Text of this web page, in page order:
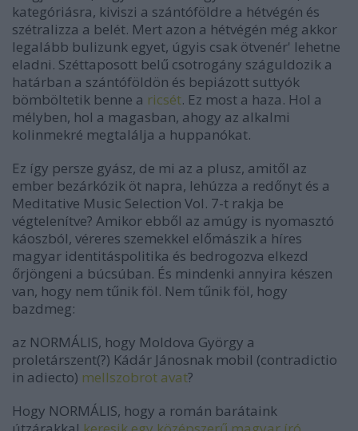
kategóriásra, kiviszi a szántóföldre a hétvégén és
szétralizza a belét. Mert azon a hétvégén még akkor
legalább bulizunk egyet, úgyis csak ötvenér' lehetne
eladni. Széttaposott belű csotrogány száguldozik a
határban a szántóföldön és bepiázott suttyók
bömböltetik benne a ricsét. Ez most a haza. Hol a
mélyben, hol a magasban, ahogy az alkalmi
kolinmekré megtalálja a huppanókat.
Ez így persze gyász, de mi az a plusz, amitől az
ember bezárkózik öt napra, lehúzza a redőnyt és a
Meditative Music Selection Vol. 7-t rakja be
végtelenítve? Amikor ebből az amúgy is nyomasztó
káoszból, véreres szemekkel előmászik a híres
magyar identitáspolitika és bedrogozva elkezd
őrjöngeni a búcsúban. És mindenki annyira készen
van, hogy nem tűnik föl. Nem tűnik föl, hogy
bazdmeg:
az NORMÁLIS, hogy Moldova György a
proletárszent(?) Kádár Jánosnak mobil (contradictio
in adiecto) mellszobrot avat?
Hogy NORMÁLIS, hogy a román barátaink